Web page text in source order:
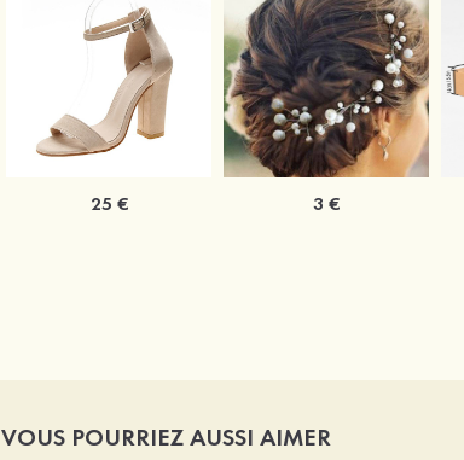
25 € 3 €
VOUS POURRIEZ AUSSI AIMER